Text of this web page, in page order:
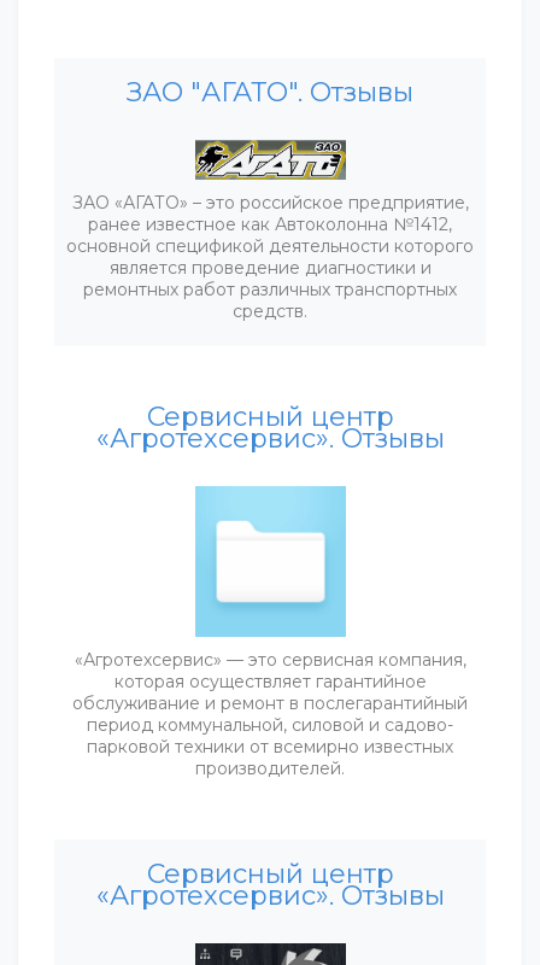
ЗАО "АГАТО". Отзывы
ЗАО «АГАТО» – это российское предприятие,
ранее известное как Автоколонна №1412,
основной спецификой деятельности которого
является проведение диагностики и
ремонтных работ различных транспортных
средств.
Сервисный центр
«Агротехсервис». Отзывы
«Агротехсервис» — это сервисная компания,
которая осуществляет гарантийное
обслуживание и ремонт в послегарантийный
период коммунальной, силовой и садово-
парковой техники от всемирно известных
производителей.
Сервисный центр
«Агротехсервис». Отзывы